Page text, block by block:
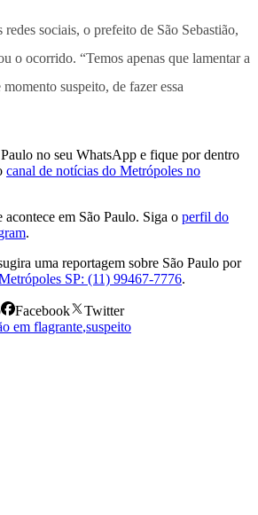
sociais, o prefeito de São Sebastião,
o ocorrido. “Temos apenas que lamentar a
momento suspeito, de fazer essa
no seu WhatsApp e fique por dentro
canal de notícias do Metrópoles no
em São Paulo. Siga o perfil do
.
uma reportagem sobre São Paulo por
SP: (11) 99467-7776.
Facebook
Twitter
em flagrante,suspeito